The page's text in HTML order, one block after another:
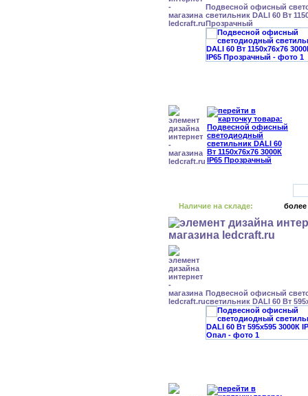
Подвесной офисный
светильник DALI 60 Вт
Прозрачный
Наличие на складе: более
Подвесной офисный
светильник DALI 60 Вт